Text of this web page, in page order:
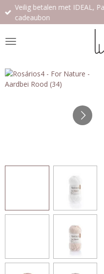
Ga
direct
de
Veilig betalen met IDEAL,
cadeaubon